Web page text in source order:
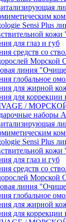
Sensi Plus
для глаз и губ
средств со
Морской
линия
глобальное
для жирной
для коррекции
/
наборы
Sensi Plus
для глаз и губ
средств со
Морской
линия
глобальное
для жирной
для коррекции